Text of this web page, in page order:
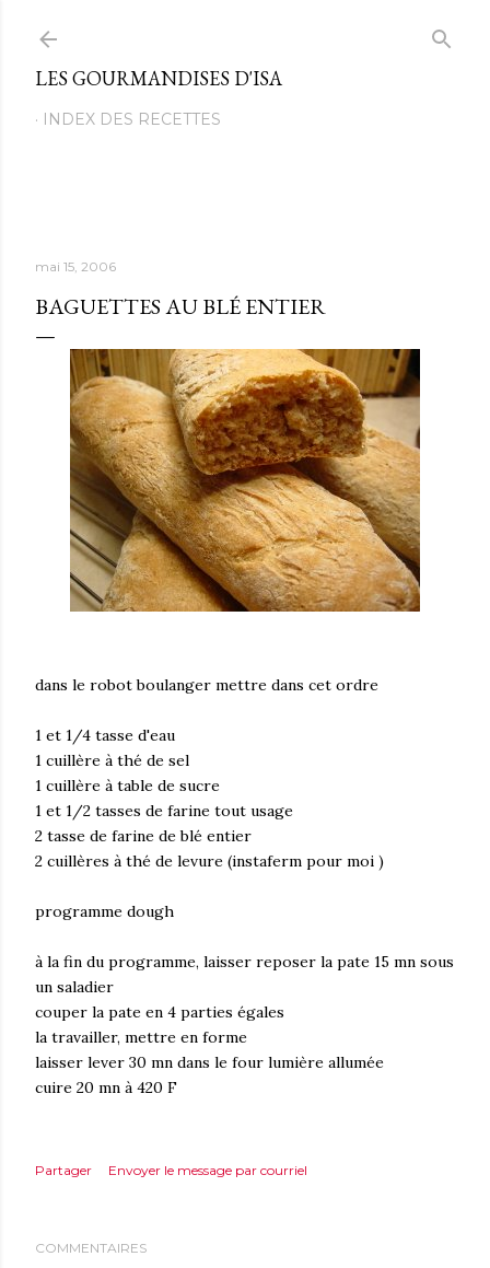
LES GOURMANDISES D'ISA
INDEX DES RECETTES
mai 15, 2006
BAGUETTES AU BLÉ ENTIER
dans le robot boulanger mettre dans cet ordre
1 et 1/4 tasse d'eau
1 cuillère à thé de sel
1 cuillère à table de sucre
1 et 1/2 tasses de farine tout usage
2 tasse de farine de blé entier
2 cuillères à thé de levure (instaferm pour moi )
programme dough
à la fin du programme, laisser reposer la pate 15 mn sous
un saladier
couper la pate en 4 parties égales
la travailler, mettre en forme
laisser lever 30 mn dans le four lumière allumée
cuire 20 mn à 420 F
Partager Envoyer le message par courriel
COMMENTAIRES